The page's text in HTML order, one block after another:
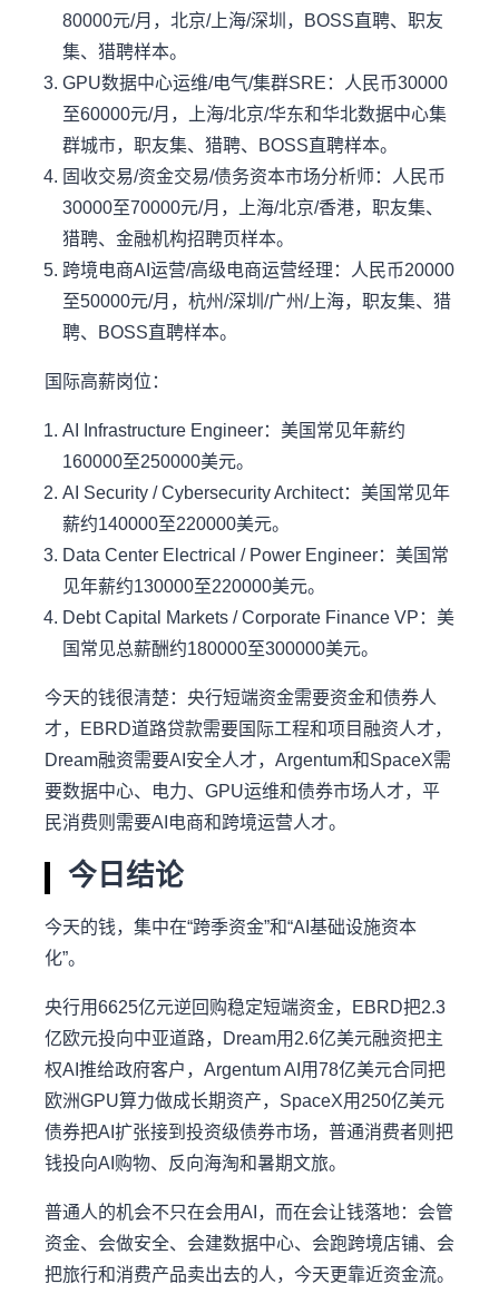
80000元/月，北京/上海/深圳，BOSS直聘、职友
集、猎聘样本。
GPU数据中心运维/电气/集群SRE：人民币30000
至60000元/月，上海/北京/华东和华北数据中心集
群城市，职友集、猎聘、BOSS直聘样本。
固收交易/资金交易/债务资本市场分析师：人民币
30000至70000元/月，上海/北京/香港，职友集、
猎聘、金融机构招聘页样本。
跨境电商AI运营/高级电商运营经理：人民币20000
至50000元/月，杭州/深圳/广州/上海，职友集、猎
聘、BOSS直聘样本。
国际高薪岗位：
AI Infrastructure Engineer：美国常见年薪约
160000至250000美元。
AI Security / Cybersecurity Architect：美国常见年
薪约140000至220000美元。
Data Center Electrical / Power Engineer：美国常
见年薪约130000至220000美元。
Debt Capital Markets / Corporate Finance VP：美
国常见总薪酬约180000至300000美元。
今天的钱很清楚：央行短端资金需要资金和债券人
才，EBRD道路贷款需要国际工程和项目融资人才，
Dream融资需要AI安全人才，Argentum和SpaceX需
要数据中心、电力、GPU运维和债券市场人才，平
民消费则需要AI电商和跨境运营人才。
今日结论
今天的钱，集中在“跨季资金”和“AI基础设施资本
化”。
央行用6625亿元逆回购稳定短端资金，EBRD把2.3
亿欧元投向中亚道路，Dream用2.6亿美元融资把主
权AI推给政府客户，Argentum AI用78亿美元合同把
欧洲GPU算力做成长期资产，SpaceX用250亿美元
债券把AI扩张接到投资级债券市场，普通消费者则把
钱投向AI购物、反向海淘和暑期文旅。
普通人的机会不只在会用AI，而在会让钱落地：会管
资金、会做安全、会建数据中心、会跑跨境店铺、会
把旅行和消费产品卖出去的人，今天更靠近资金流。